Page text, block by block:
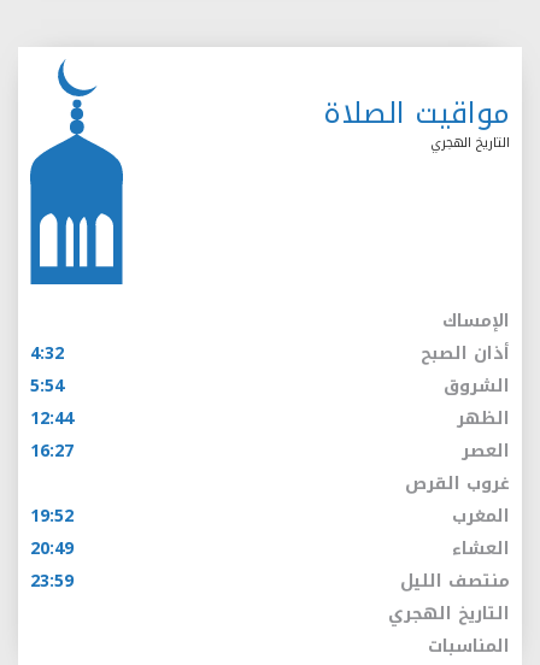
مواقيت الصلاة
التاريخ الهجري
الإمساك
أذان الصبح
4:32
الشروق
5:54
الظهر
12:44
العصر
16:27
غروب القرص
المغرب
19:52
العشاء
20:49
منتصف الليل
23:59
التاريخ الهجري
المناسبات